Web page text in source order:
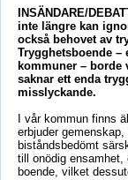
INSÄNDARE/
inte längre kan
också behovet av
Trygghetsboende
kommuner – borde
saknar ett enda
misslyckande.
I vår kommun finns
erbjuder
biståndsbedömt
till onödig
boende, vilket